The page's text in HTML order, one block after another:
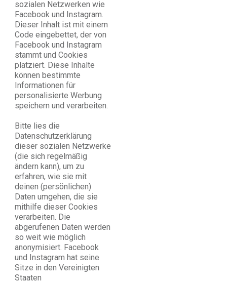
sozialen Netzwerken wie
Facebook und Instagram.
Dieser Inhalt ist mit einem
Code eingebettet, der von
Facebook und Instagram
stammt und Cookies
platziert. Diese Inhalte
können bestimmte
Informationen für
personalisierte Werbung
speichern und verarbeiten.
Bitte lies die
Datenschutzerklärung
dieser sozialen Netzwerke
(die sich regelmäßig
ändern kann), um zu
erfahren, wie sie mit
deinen (persönlichen)
Daten umgehen, die sie
mithilfe dieser Cookies
verarbeiten. Die
abgerufenen Daten werden
so weit wie möglich
anonymisiert. Facebook
und Instagram hat seine
Sitze in den Vereinigten
Staaten